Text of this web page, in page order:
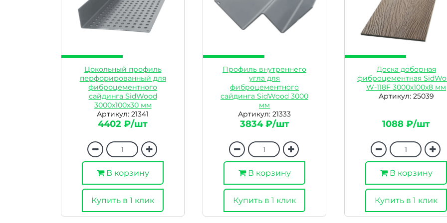
Цокольный профиль
перфорированный для
фиброцементного
сайдинга SidWood
3000х100х30 мм
Артикул: 21341
4402 ₽/шт
В корзину
Купить в 1 клик
Профиль внутреннего
угла для
фиброцементного
сайдинга SidWood 3000
мм
Артикул: 21333
3834 ₽/шт
В корзину
Купить в 1 клик
Доска доборная
фиброцементная
W-118F 3000х100х8 мм
Артикул: 25039
1088 ₽/шт
В корзину
Купить в 1 клик